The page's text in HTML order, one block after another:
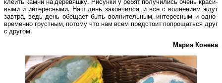
кле­ить кам­ни на дере­вяш­ку. Рисун­ки у ребят полу­чи­лись очень кра­си­
вы­ми и инте­рес­ны­ми. Наш день закон­чил­ся, и все с вол­не­ни­ем ждут
зав­тра, ведь день обе­ща­ет быть вол­ни­тель­ным, инте­рес­ным и одно­
вре­мен­но груст­ным, пото­му что нам всем пред­сто­ит попро­щать­ся друг
с другом.
Мария Коне­ва